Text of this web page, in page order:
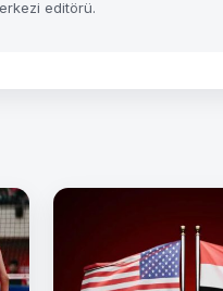
editörü.